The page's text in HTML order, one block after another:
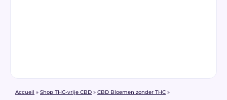
Accueil » Shop THC-vrije CBD » CBD Bloemen zonder THC »